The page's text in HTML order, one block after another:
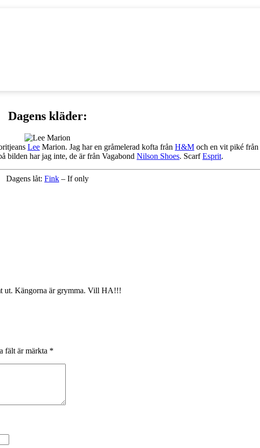
Dagens kläder:
Lee Marion. Jag har en gråmelerad kofta frånH&M och en vit piké från
bilden har jag inte, de är från VagabondNilson Shoes. ScarfEsprit.
Dagens låt:Fink – If only
ut. Kängorna är grymma. Vill HA!!!
fält är märkta *